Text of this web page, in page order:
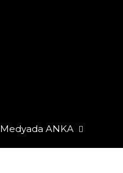
Medyada ANKA